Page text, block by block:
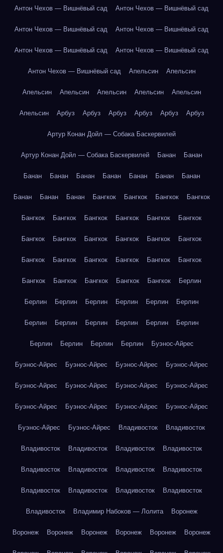
Антон Чехов — Вишнёвый сад Антон Чехов — Вишнёвый сад
Антон Чехов — Вишнёвый сад Антон Чехов — Вишнёвый сад
Антон Чехов — Вишнёвый сад Антон Чехов — Вишнёвый сад
Антон Чехов — Вишнёвый сад Апельсин Апельсин
Апельсин Апельсин Апельсин Апельсин Апельсин
Апельсин Арбуз Арбуз Арбуз Арбуз Арбуз Арбуз
Артур Конан Дойл — Собака Баскервилей
Артур Конан Дойл — Собака Баскервилей Банан Банан
Банан Банан Банан Банан Банан Банан Банан
Банан Банан Банан Бангкок Бангкок Бангкок Бангкок
Бангкок Бангкок Бангкок Бангкок Бангкок Бангкок
Бангкок Бангкок Бангкок Бангкок Бангкок Бангкок
Бангкок Бангкок Бангкок Бангкок Бангкок Бангкок
Бангкок Бангкок Бангкок Бангкок Бангкок Берлин
Берлин Берлин Берлин Берлин Берлин Берлин
Берлин Берлин Берлин Берлин Берлин Берлин
Берлин Берлин Берлин Берлин Буэнос-Айрес
Буэнос-Айрес Буэнос-Айрес Буэнос-Айрес Буэнос-Айрес
Буэнос-Айрес Буэнос-Айрес Буэнос-Айрес Буэнос-Айрес
Буэнос-Айрес Буэнос-Айрес Буэнос-Айрес Буэнос-Айрес
Буэнос-Айрес Буэнос-Айрес Владивосток Владивосток
Владивосток Владивосток Владивосток Владивосток
Владивосток Владивосток Владивосток Владивосток
Владивосток Владивосток Владивосток Владивосток
Владивосток Владимир Набоков — Лолита Воронеж
Воронеж Воронеж Воронеж Воронеж Воронеж Воронеж